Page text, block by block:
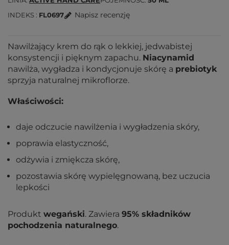
INDEKS
FL0697 Napisz recenzję
Nawilżający krem do rąk o lekkiej, jedwabistej
konsystencji i pięknym zapachu. Niacynamid
nawilża, wygładza i kondycjonuje skórę a prebiotyk
sprzyja naturalnej mikroflorze.
Właściwości:
daje odczucie nawilżenia i wygładzenia skóry,
poprawia elastyczność,
odżywia i zmiękcza skórę,
pozostawia skórę wypielęgnowaną, bez uczucia
lepkości
Produkt wegański. Zawiera 95% składników
pochodzenia naturalnego.